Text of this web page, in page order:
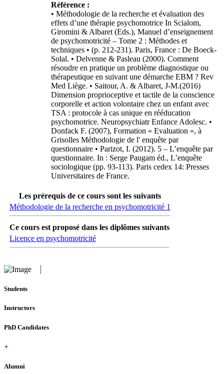
Référence :
• Méthodologie de la recherche et évaluation des
effets d’une thérapie psychomotrice In Scialom,
Giromini & Albaret (Eds.), Manuel d’enseignement
de psychomotricité – Tome 2 : Méthodes et
techniques • (p. 212-231). Paris, France : De Boeck-
Solal. • Delvenne & Pasleau (2000). Comment
résoudre en pratique un problème diagnostique ou
thérapeutique en suivant une démarche EBM ? Rev
Med Liège. • Saitour, A. & Albaret, J-M.(2016)
Dimension proprioceptive et tactile de la conscience
corporelle et action volontaire chez un enfant avec
TSA : protocole à cas unique en rééducation
psychomotrice. Neuropsychiatr Enfance Adolesc. •
Donfack F. (2007), Formation « Evaluation », à
Grisolles Méthodologie de l' enquête par
questionnaire • Parizot, I. (2012). 5 – L’enquête par
questionnaire. In : Serge Paugam éd., L’enquête
sociologique (pp. 93-113). Paris cedex 14: Presses
Universitaires de France.
Les prérequis de ce cours sont les suivants
Méthodologie de la recherche en psychomotricité 1
Ce cours est proposé dans les diplômes suivants
Licence en psychomotricité
Students
Instructors
PhD Candidates
+
Alumni